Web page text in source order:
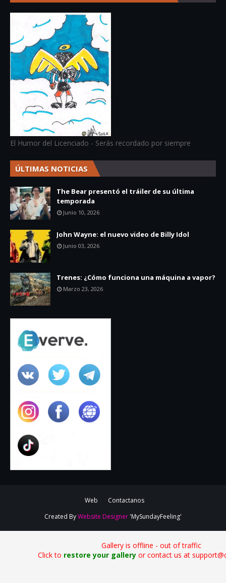
El Humor del Licenciado - Serás recordado por siempre
ÚLTIMAS NOTICIAS
The Bear presentó el tráiler de su última
temporada
Junio 10, 2026
John Wayne: el nuevo video de Billy Idol
Junio 03, 2026
Trenes: ¿Cómo funciona una máquina a vapor?
Marzo 23, 2026
Web
Contactanos
Created ByWebsite Designer 'MySundayFeeling'
Gallery is offline - out of traffic
Click to restore your galleryor contact us at